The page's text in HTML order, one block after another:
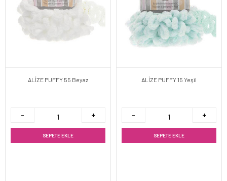
ALİZE PUFFY 55 Beyaz
SEPETE EKLE
ALİZE PUFFY 15 Yeşil
SEPETE EKLE